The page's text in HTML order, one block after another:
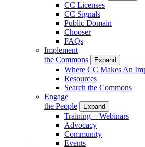
CC Licenses
CC Signals
Public Domain
Chooser
FAQs
Implement
the Commons
Expand
Where CC Makes An
Resources
Search the Commons
Engage
the People
Expand
Training + Webinars
Advocacy
Community
Events